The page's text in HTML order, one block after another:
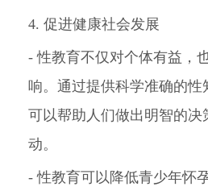
4. 促进健康社会发展
- 性教育不仅对个体有益，
响。通过提供科学准确的性
可以帮助人们做出明智的决
动。
- 性教育可以降低青少年怀